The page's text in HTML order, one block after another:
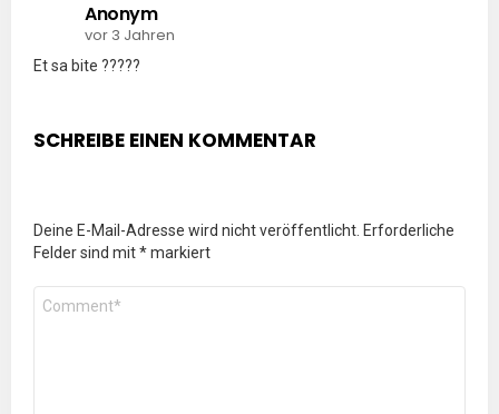
Anonym
vor 3 Jahren
Et sa bite ?????
SCHREIBE EINEN KOMMENTAR
Deine E-Mail-Adresse wird nicht veröffentlicht. Erforderliche
Felder sind mit*markiert
Kommentar